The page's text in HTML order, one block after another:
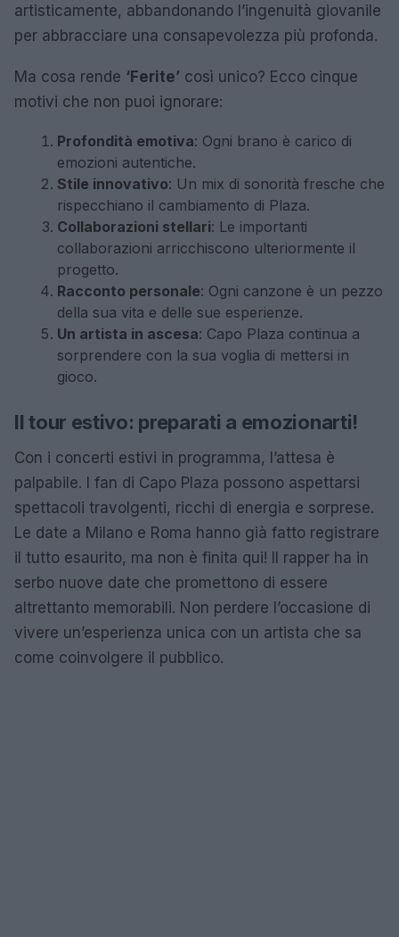
artisticamente, abbandonando l’ingenuità giovanile
per abbracciare una consapevolezza più profonda.
Ma cosa rende ‘Ferite’ così unico? Ecco cinque
motivi che non puoi ignorare:
Profondità emotiva: Ogni brano è carico di
emozioni autentiche.
Stile innovativo: Un mix di sonorità fresche che
rispecchiano il cambiamento di Plaza.
Collaborazioni stellari: Le importanti
collaborazioni arricchiscono ulteriormente il
progetto.
Racconto personale: Ogni canzone è un pezzo
della sua vita e delle sue esperienze.
Un artista in ascesa: Capo Plaza continua a
sorprendere con la sua voglia di mettersi in
gioco.
Il tour estivo: preparati a emozionarti!
Con i concerti estivi in programma, l’attesa è
palpabile. I fan di Capo Plaza possono aspettarsi
spettacoli travolgenti, ricchi di energia e sorprese.
Le date a Milano e Roma hanno già fatto registrare
il tutto esaurito, ma non è finita qui! Il rapper ha in
serbo nuove date che promettono di essere
altrettanto memorabili. Non perdere l’occasione di
vivere un’esperienza unica con un artista che sa
come coinvolgere il pubblico.